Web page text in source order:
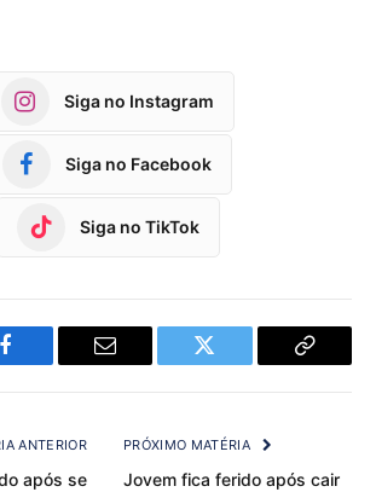
Siga no Instagram
Siga no Facebook
Siga no TikTok
Facebook Email Twitter
Copy
ANTERIOR
após se
PRÓXIMO MATÉRIA
Jovem fica ferido após cair